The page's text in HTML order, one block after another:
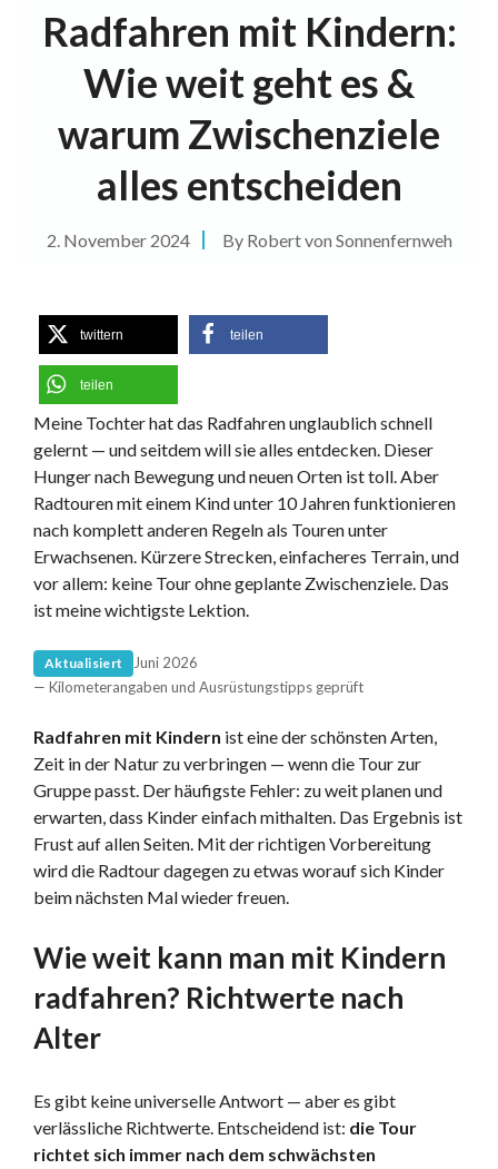
Radfahren mit Kindern:
Wie weit geht es &
warum Zwischenziele
alles entscheiden
2. November 2024 By Robert von Sonnenfernweh
twittern teilen
teilen
Meine Tochter hat das Radfahren unglaublich schnell
gelernt — und seitdem will sie alles entdecken. Dieser
Hunger nach Bewegung und neuen Orten ist toll. Aber
Radtouren mit einem Kind unter 10 Jahren funktionieren
nach komplett anderen Regeln als Touren unter
Erwachsenen. Kürzere Strecken, einfacheres Terrain, und
vor allem: keine Tour ohne geplante Zwischenziele. Das
ist meine wichtigste Lektion.
Aktualisiert
Juni 2026
— Kilometerangaben und Ausrüstungstipps geprüft
Radfahren mit Kindern ist eine der schönsten Arten,
Zeit in der Natur zu verbringen — wenn die Tour zur
Gruppe passt. Der häufigste Fehler: zu weit planen und
erwarten, dass Kinder einfach mithalten. Das Ergebnis ist
Frust auf allen Seiten. Mit der richtigen Vorbereitung
wird die Radtour dagegen zu etwas worauf sich Kinder
beim nächsten Mal wieder freuen.
Wie weit kann man mit Kindern
radfahren? Richtwerte nach
Alter
Es gibt keine universelle Antwort — aber es gibt
verlässliche Richtwerte. Entscheidend ist: die Tour
richtet sich immer nach dem schwächsten